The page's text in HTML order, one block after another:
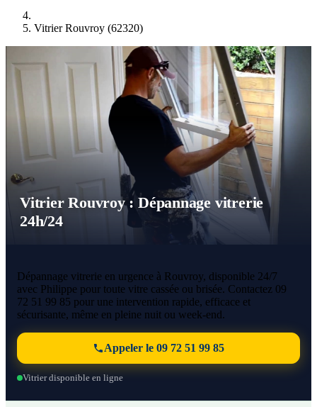
Vitrier Rouvroy (62320)
Vitrier Rouvroy : Dépannage vitrerie
24h/24
Dépannage vitrerie en urgence à Rouvroy, disponible 24/7
avec Philippe pour toute vitre cassée ou brisée. Contactez 09
72 51 99 85 pour une intervention rapide, efficace et
sécurisante, même en pleine nuit ou week-end.
Appeler le 09 72 51 99 85
Vitrier disponible en ligne